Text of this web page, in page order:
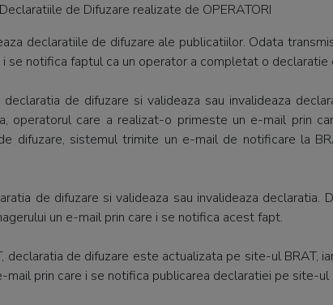
de Difuzare realizate de OPERATORI
declaratiile de difuzare ale publicatiilor. Odata
se notifica faptul ca un operator a completat o
de difuzare si valideaza sau invalideaza
operatorul care a realizat-o primeste un e-mail prin
difuzare, sistemul trimite un e-mail de notificare la
de difuzare si valideaza sau invalideaza declaratia.
un e-mail prin care i se notifica acest fapt.
declaratia de difuzare este actualizata pe site-ul BRAT,
prin care i se notifica publicarea declaratiei pe site-ul